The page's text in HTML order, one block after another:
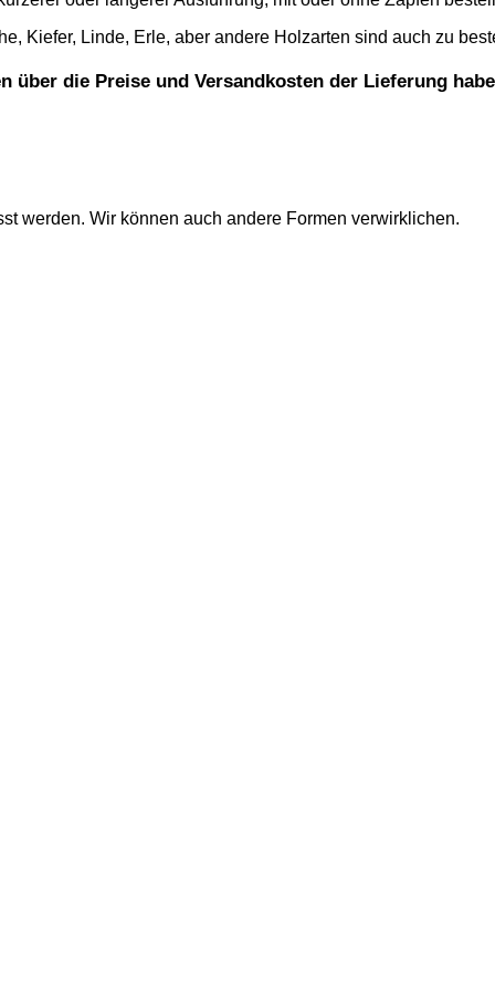
Kiefer, Linde, Erle, aber andere Holzarten sind auch zu
über die Preise und Versandkosten der Lieferung
werden. Wir können auch andere Formen verwirklichen.